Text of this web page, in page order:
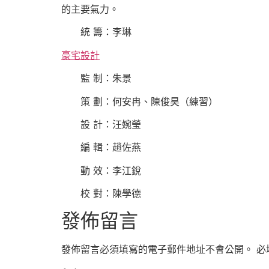
的主要氣力。
統 籌：李琳
豪宅設計
監 制：朱景
策 劃：何安冉、陳俊昊（練習）
設 計：汪婉瑩
編 輯：趙佐燕
動 效：李江銳
校 對：陳學德
發佈留言
發佈留言必須填寫的電子郵件地址不會公開。 必